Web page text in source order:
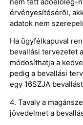
érvényesítéséről,
adatok nem
Ha ügyfélkapuval
bevallási tervezetet
módosíthatja a
pedig a bevallási
egy 16SZJA
4. Tavaly a
jövedelmet a